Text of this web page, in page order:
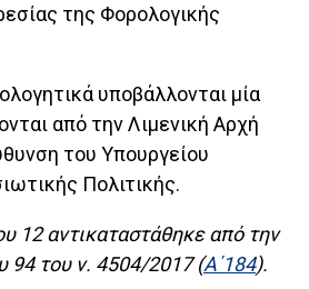
της Φορολογικής
υποβάλλονται μία
από την Λιμενική Αρχή
του Υπουργείου
Πολιτικής.
12 αντικαταστάθηκε από την
94 του ν. 4504/2017 (Α΄184).